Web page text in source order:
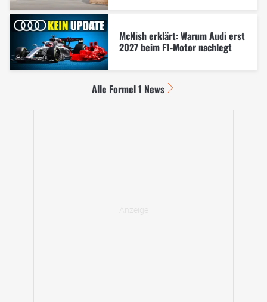
McNish erklärt: Warum Audi erst
2027 beim F1-Motor nachlegt
Alle Formel 1 News